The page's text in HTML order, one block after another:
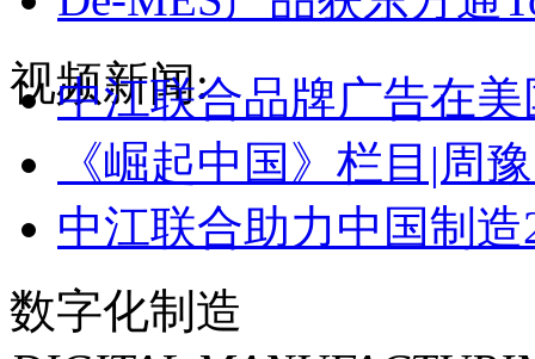
助力国产化进程，再
视频新闻:
《崛起中国》栏目|周
中江联合助力中国制造
中江联合品牌广告在